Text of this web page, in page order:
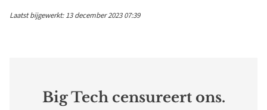
Laatst bijgewerkt: 13 december 2023 07:39
Big Tech censureert ons.